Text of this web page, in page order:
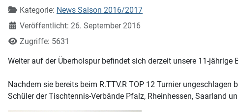
Kategorie: News Saison 2016/2017
Veröffentlicht: 26. September 2016
Zugriffe: 5631
Weiter auf der Überholspur befindet sich derzeit unsere 11-jährige
Nachdem sie bereits beim R.TTV.R TOP 12 Turnier
Schüler der Tischtennis-Verbände Pfalz, Rheinhessen, Saarland